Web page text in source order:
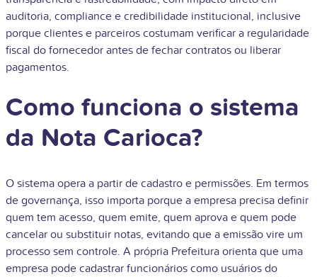
auditoria, compliance e credibilidade institucional, inclusive
porque clientes e parceiros costumam verificar a regularidade
fiscal do fornecedor antes de fechar contratos ou liberar
pagamentos.
Como funciona o sistema
da Nota Carioca?
O sistema opera a partir de cadastro e permissões. Em termos
de governança, isso importa porque a empresa precisa definir
quem tem acesso, quem emite, quem aprova e quem pode
cancelar ou substituir notas, evitando que a emissão vire um
processo sem controle. A própria Prefeitura orienta que uma
empresa pode cadastrar funcionários como usuários do